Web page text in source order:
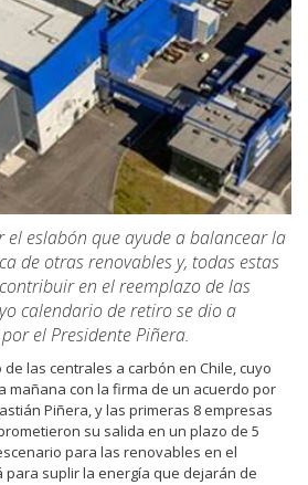
eslabón que ayude a balancear la
de otras renovables y, todas estas
en el reemplazo de las
calendario de retiro se dio a
el Presidente Piñera.
las centrales a carbón en Chile, cuyo
mañana con la firma de un acuerdo por
Piñera, y las primeras 8 empresas
su salida en un plazo de 5
para las renovables en el
suplir la energía que dejarán de